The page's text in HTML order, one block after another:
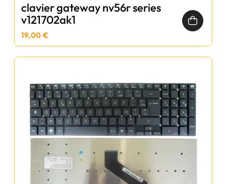
clavier gateway nv56r series
v121702ak1
19,00 €